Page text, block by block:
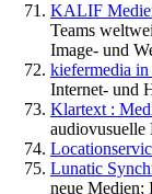
KALIF
Teams
Image- und
kiefermedia
Internet- und
Klartext :
audiovusuelle
Lunatic
neue Medien;